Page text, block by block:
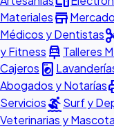
Materialesstore
Médicos y Dentistas
y Fitness car_repair Talleres
Cajeros local_laundry_service
Abogados y Notarías
ServiciossurfingSurf y
Veterinarias y